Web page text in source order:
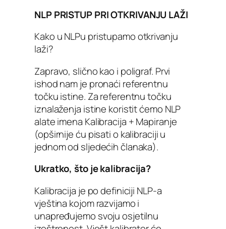
NLP PRISTUP PRI OTKRIVANJU LAŽI
Kako u NLPu pristupamo otkrivanju
laži?
Zapravo, slično kao i poligraf. Prvi
ishod nam je pronaći referentnu
točku istine. Za referentnu točku
iznalaženja istine koristit ćemo NLP
alate imena Kalibracija + Mapiranje
(opširnije ću pisati o kalibraciji u
jednom od sljedećih članaka).
Ukratko, što je kalibracija?
Kalibracija je po definiciji NLP-a
vještina kojom razvijamo i
unapređujemo svoju osjetilnu